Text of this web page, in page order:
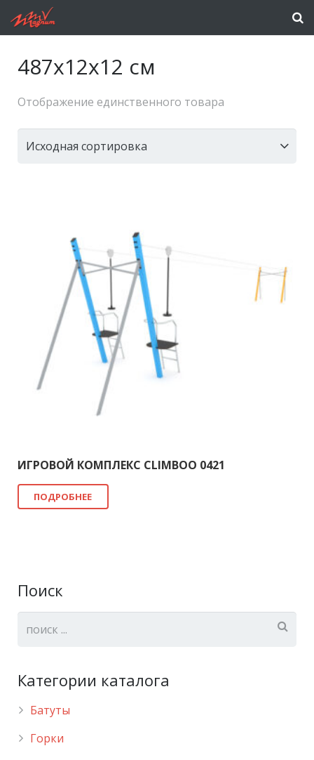
487x12x12 см
Отображение единственного товара
ИГРОВОЙ КОМПЛЕКС CLIMBOO 0421
ПОДРОБНЕЕ
Поиск
Категории каталога
Батуты
Горки